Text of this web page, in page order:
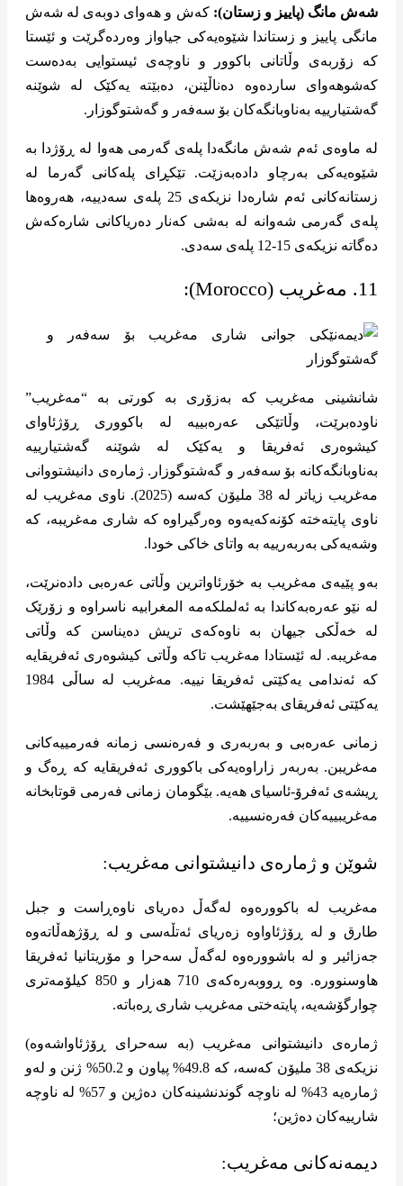
شەش مانگ (پاییز و زستان): کەش و هەوای دوبەی لە شەش
مانگی پاییز و زستاندا شێوەیەکی جیاواز وەردەگرێت و ئێستا
کە زۆربەی وڵاتانی باکوور و ناوچەی ئیستوایی بەدەست
کەشوهەوای ساردەوە دەناڵێنن، دەبێتە یەکێک لە شوێنە
گەشتیارییە بەناوبانگەکان بۆ سەفەر و گەشتوگوزار.
لە ماوەی ئەم شەش مانگەدا پلەی گەرمی هەوا لە ڕۆژدا بە
شێوەیەکی بەرچاو دادەبەزێت. تێکڕای پلەکانی گەرما لە
زستانەکانی ئەم شارەدا نزیکەی 25 پلەی سەدییە، هەروەها
پلەی گەرمی شەوانە لە بەشی کەنار دەریاکانی شارەکەش
دەگاتە نزیکەی 15-12 پلەی سەدی.
11. مەغریب (Morocco):
شانشینی مەغریب کە بەزۆری بە کورتی بە “مەغریب”
ناودەبرێت، وڵاتێکی عەرەبییە لە باکووری ڕۆژئاوای
کیشوەری ئەفریقا و یەکێک لە شوێنە گەشتیارییە
بەناوبانگەکانه بۆ سەفەر و گەشتوگوزار. ژمارەی دانیشتووانی
مەغریب زیاتر لە 38 ملیۆن کەسە (2025). ناوی مەغریب لە
ناوی پایتەختە کۆنەکەیەوە وەرگیراوە کە شاری مەغریبە، کە
وشەیەکی بەربەرییە بە واتای خاکی خودا.
بەو پێیەی مەغریب بە خۆرئاواترین وڵاتی عەرەبی دادەنرێت،
لە نێو عەرەبەکاندا بە ئەلملکەمە المغرابیە ناسراوە و زۆرێک
لە خەڵکی جیهان بە ناوەکەی تریش دەیناسن کە وڵاتی
مەغریبە. لە ئێستادا مەغریب تاکە وڵاتی کیشوەری ئەفریقایە
کە ئەندامی یەکێتی ئەفریقا نییە. مەغریب لە ساڵی 1984
یەکێتی ئەفریقای بەجێهێشت.
زمانی عەرەبی و بەربەری و فەرەنسی زمانە فەرمییەکانی
مەغریبن. بەربەر زاراوەیەکی باکووری ئەفریقایە کە ڕەگ و
ڕیشەی ئەفرۆ-ئاسیای هەیە. بێگومان زمانی فەرمی قوتابخانە
مەغریبییەکان فەرەنسییە.
شوێن و ژمارەی دانیشتوانی مەغریب:
مەغریب لە باکوورەوە لەگەڵ دەریای ناوەڕاست و جبل
طارق و لە ڕۆژئاواوە زەریای ئەتڵەسی و لە ڕۆژهەڵاتەوە
جەزائیر و لە باشوورەوە لەگەڵ سەحرا و مۆریتانیا ئەفریقا
هاوسنوورە. وە ڕووبەرەکەی 710 هەزار و 850 کیلۆمەتری
چوارگۆشەیە، پایتەختی مەغریب شاری ڕەباتە.
ژمارەی دانیشتوانی مەغریب (بە سەحرای ڕۆژئاواشەوە)
نزیکەی 38 ملیۆن کەسە، کە 49.8% پیاون و 50.2% ژنن و لەو
ژمارەیە 43% لە ناوچە گوندنشینەکان دەژین و 57% لە ناوچە
شارییەکان دەژین؛
دیمەنەکانی مەغریب: